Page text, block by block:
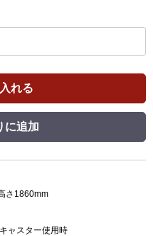
れる
に追加
さ1860mm
ャスター使用時